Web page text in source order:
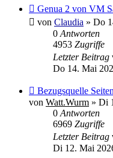
Neuer
Beitrag
Genua 2 von VM
von Claudia » Do
0 Antworten
4953 Zugriffe
Letzter Beitrag
Do 14. Mai
Neuer
Beitrag
Bezugsquelle
von Watt.Wurm » Di
0 Antworten
6969 Zugriffe
Letzter Beitrag
Di 12. Mai